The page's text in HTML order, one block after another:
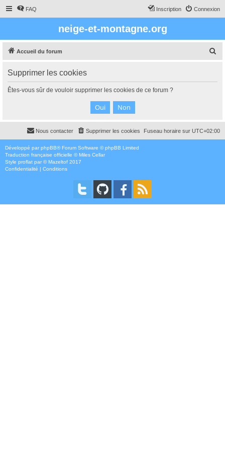
FAQ Connexion
Inscription
neige-et-montagne.org
Accueil du forum
c
Supprimer les cookies
Êtes-vous sûr de vouloir supprimer les cookies de ce forum ?
Fuseau horaire sur UTC+02:00
Supprimer les cookies
Nous contacter
Développé par phpBB® Forum Software © phpBB Limited
Traduction française officielle ©Miles Cellar
Style proflat par ©Mazeltof 2017
Confidentialité | Conditions